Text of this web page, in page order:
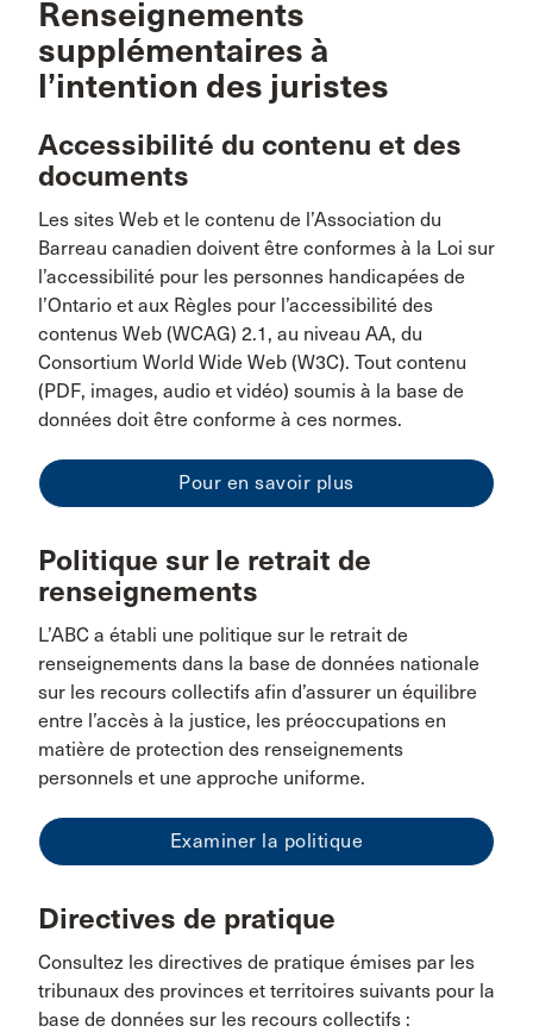
Renseignements
supplémentaires à
l’intention des juristes
Accessibilité du contenu et des
documents
Les sites Web et le contenu de l’Association du
Barreau canadien doivent être conformes à la Loi sur
l’accessibilité pour les personnes handicapées de
l’Ontario et aux Règles pour l’accessibilité des
contenus Web (WCAG) 2.1, au niveau AA, du
Consortium World Wide Web (W3C). Tout contenu
(PDF, images, audio et vidéo) soumis à la base de
données doit être conforme à ces normes.
Pour en savoir plus
Politique sur le retrait de
renseignements
L’ABC a établi une politique sur le retrait de
renseignements dans la base de données nationale
sur les recours collectifs afin d’assurer un équilibre
entre l’accès à la justice, les préoccupations en
matière de protection des renseignements
personnels et une approche uniforme.
Examiner la politique
Directives de pratique
Consultez les directives de pratique émises par les
tribunaux des provinces et territoires suivants pour la
base de données sur les recours collectifs :